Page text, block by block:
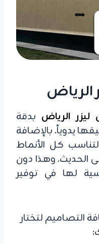
الرياض
الرياض بدقة
يدوياً. بالإضافة
كل الأنماط
الحديث. وهذا دون
لها في توفير
التصاميم لتختار